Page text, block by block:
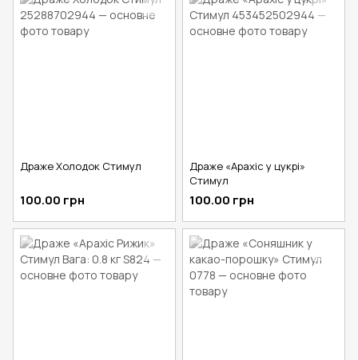
Драже Холодок Стимул
100.00 грн
Драже «Арахіс у цукрі»
Стимул
100.00 грн